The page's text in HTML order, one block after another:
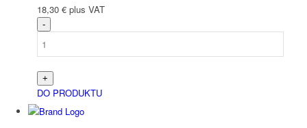
18,30 € plus VAT
DO PRODUKTU